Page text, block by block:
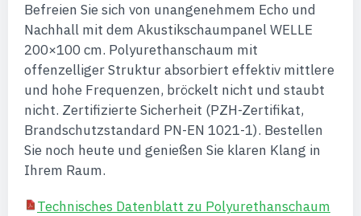
Befreien Sie sich von unangenehmem Echo und
Nachhall mit dem Akustikschaumpanel WELLE
200×100 cm. Polyurethanschaum mit
offenzelliger Struktur absorbiert effektiv mittlere
und hohe Frequenzen, bröckelt nicht und staubt
nicht. Zertifizierte Sicherheit (PZH-Zertifikat,
Brandschutzstandard PN-EN 1021-1). Bestellen
Sie noch heute und genießen Sie klaren Klang in
Ihrem Raum.
Technisches Datenblatt zu Polyurethanschaum